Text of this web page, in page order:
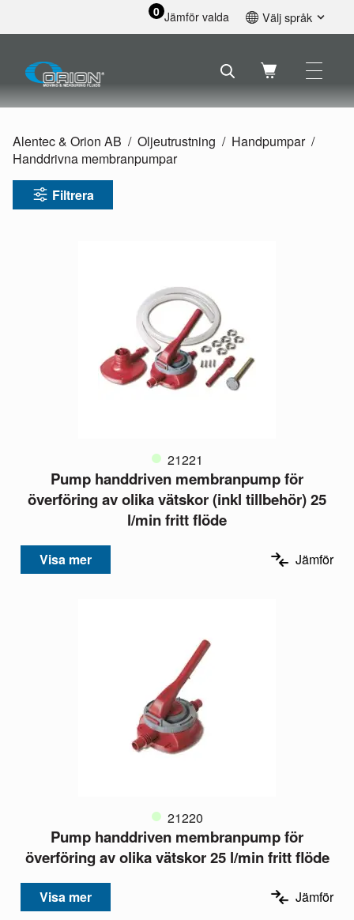
0 Jämför valda Välj språk
Svenska
Français
Nederlands
Deutsch
Alentec & Orion AB Oljeutrustning
Handpumpar
Handdrivna membranpumpar
Filtrera
21221
Pump handdriven membranpump för
överföring av olika vätskor (inkl tillbehör) 25
l/min fritt flöde
Visa mer Jämför
21220
Pump handdriven membranpump för
överföring av olika vätskor 25 l/min fritt flöde
Visa mer Jämför